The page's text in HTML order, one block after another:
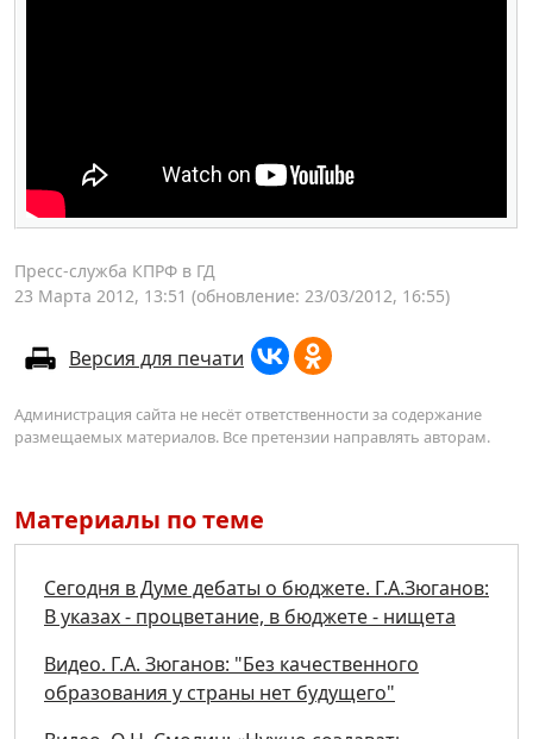
Пресс-служба КПРФ в ГД
23 Марта 2012, 13:51 (обновление: 23/03/2012, 16:55)
Версия для печати
Администрация сайта не несёт ответственности за содержание
размещаемых материалов. Все претензии направлять авторам.
Материалы по теме
Сегодня в Думе дебаты о бюджете. Г.А.Зюганов:
В указах - процветание, в бюджете - нищета
Видео. Г.А. Зюганов: "Без качественного
образования у страны нет будущего"